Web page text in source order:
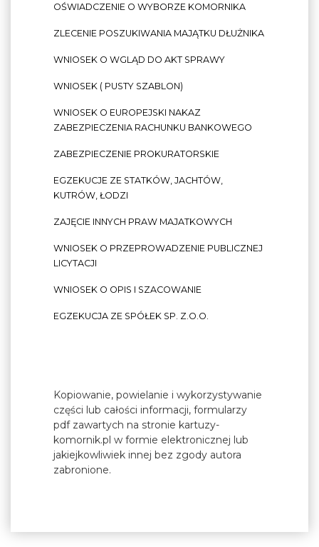
OŚWIADCZENIE O WYBORZE KOMORNIKA
ZLECENIE POSZUKIWANIA MAJĄTKU DŁUŻNIKA
WNIOSEK O WGLĄD DO AKT SPRAWY
WNIOSEK ( PUSTY SZABLON)
WNIOSEK O EUROPEJSKI NAKAZ
ZABEZPIECZENIA RACHUNKU BANKOWEGO
ZABEZPIECZENIE PROKURATORSKIE
EGZEKUCJE ZE STATKÓW, JACHTÓW,
KUTRÓW, ŁODZI
ZAJĘCIE INNYCH PRAW MAJATKOWYCH
WNIOSEK O PRZEPROWADZENIE PUBLICZNEJ
LICYTACJI
WNIOSEK O OPIS I SZACOWANIE
EGZEKUCJA ZE SPÓŁEK SP. Z.O.O.
Kopiowanie, powielanie i wykorzystywanie
części lub całości informacji, formularzy
pdf zawartych na stronie kartuzy-
komornik.pl w formie elektronicznej lub
jakiejkowliwiek innej bez zgody autora
zabronione.